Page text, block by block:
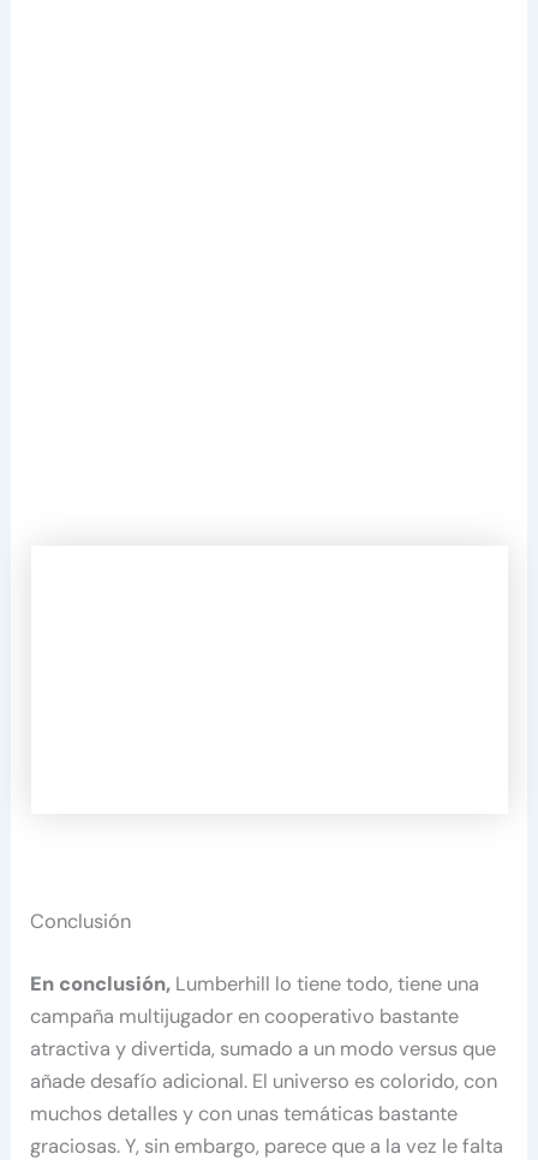
Conclusión
En conclusión, Lumberhill lo tiene todo, tiene una
campaña multijugador en cooperativo bastante
atractiva y divertida, sumado a un modo versus que
añade desafío adicional. El universo es colorido, con
muchos detalles y con unas temáticas bastante
graciosas. Y, sin embargo, parece que a la vez le falta